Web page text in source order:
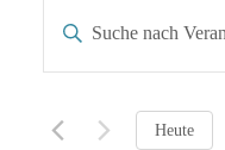
Suche
und
Ansichten,
Navigation
Bitte
nach
Heute